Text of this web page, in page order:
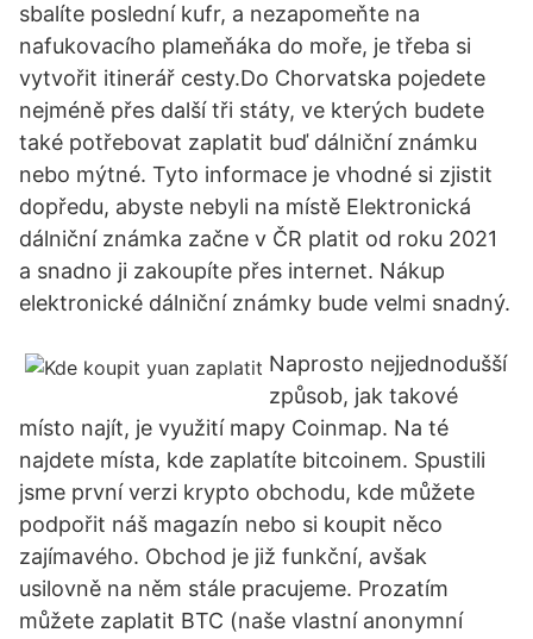
sbalíte poslední kufr, a nezapomeňte na
nafukovacího plameňáka do moře, je třeba si
vytvořit itinerář cesty.Do Chorvatska pojedete
nejméně přes další tři státy, ve kterých budete
také potřebovat zaplatit buď dálniční známku
nebo mýtné. Tyto informace je vhodné si zjistit
dopředu, abyste nebyli na místě Elektronická
dálniční známka začne v ČR platit od roku 2021
a snadno ji zakoupíte přes internet. Nákup
elektronické dálniční známky bude velmi snadný.
Naprosto nejjednodušší
způsob, jak takové
místo najít, je využití mapy Coinmap. Na té
najdete místa, kde zaplatíte bitcoinem. Spustili
jsme první verzi krypto obchodu, kde můžete
podpořit náš magazín nebo si koupit něco
zajímavého. Obchod je již funkční, avšak
usilovně na něm stále pracujeme. Prozatím
můžete zaplatit BTC (naše vlastní anonymní